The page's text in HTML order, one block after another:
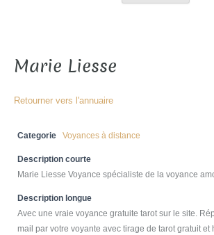
Marie Liesse
Retourner vers l'annuaire
Categorie Voyances à distance
Description courte
Marie Liesse Voyance spécialiste de la voyance
Description longue
Avec une vraie voyance gratuite tarot sur le site.
mail par votre voyante avec tirage de tarot gratuit et